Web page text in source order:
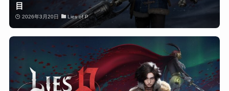
目
2026年3月20日 Lies of P